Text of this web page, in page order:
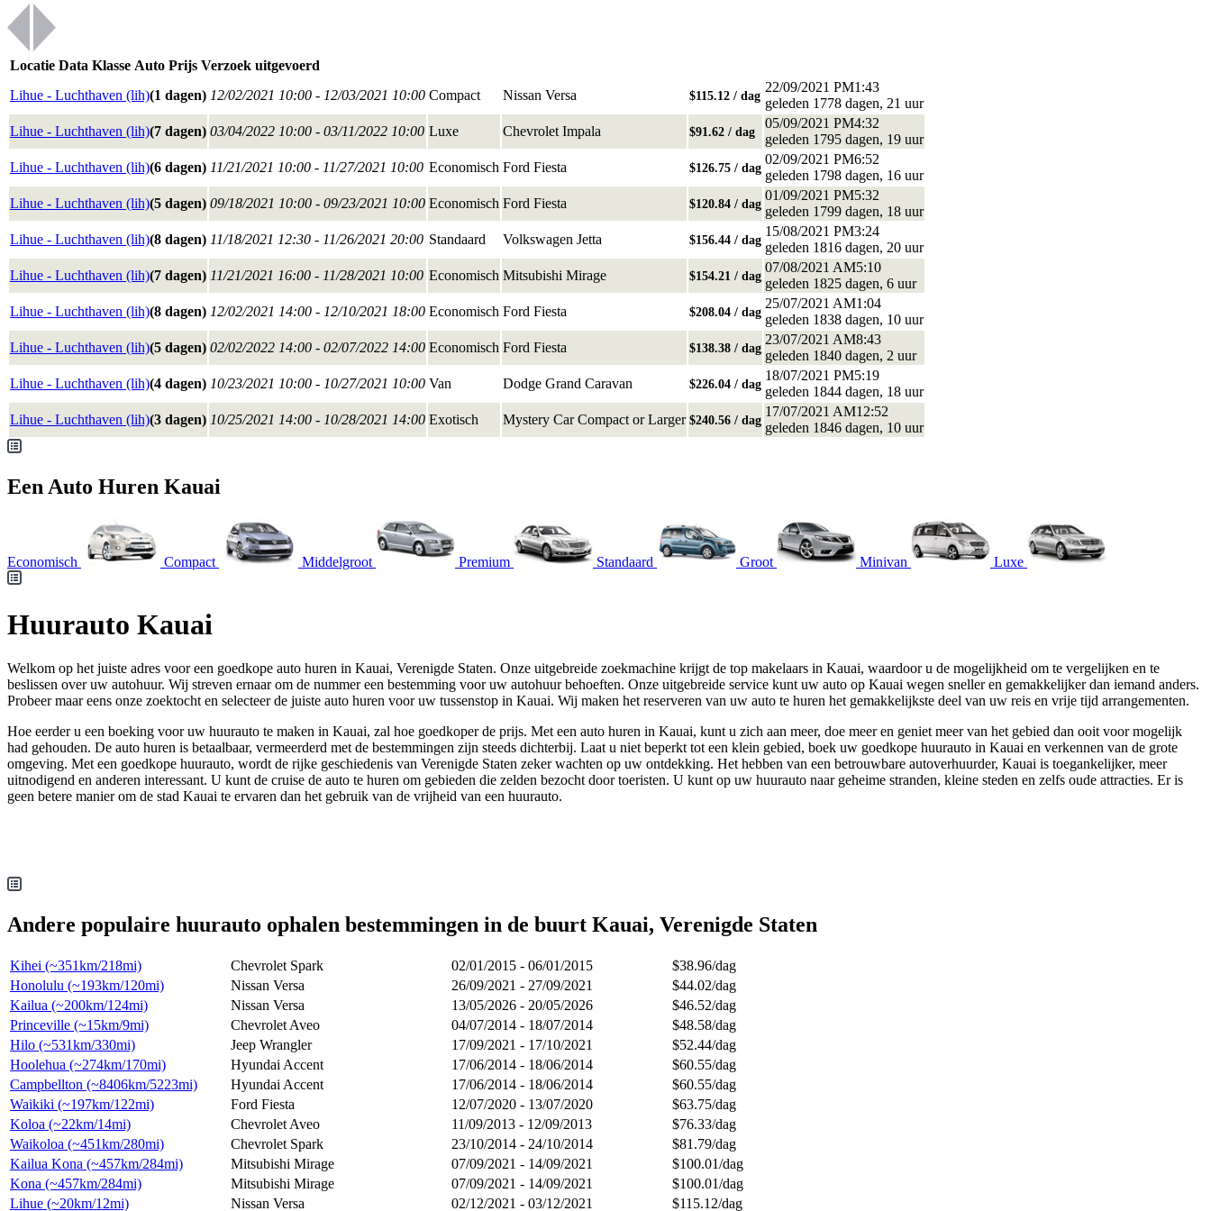
Locatie Data Klasse Auto Prijs Verzoek uitgevoerd
Lihue - Luchthaven (lih)(1 dagen) 12/02/2021 10:00 - 12/03/2021 10:00 Compact Nissan Versa $115.12 / dag
22/09/2021 PM1:43
geleden 1778 dagen, 21 uur
Lihue - Luchthaven (lih)(7 dagen) 03/04/2022 10:00 - 03/11/2022 10:00 Luxe Chevrolet Impala $91.62 / dag
05/09/2021 PM4:32
geleden 1795 dagen, 19 uur
Lihue - Luchthaven (lih)(6 dagen) 11/21/2021 10:00 - 11/27/2021 10:00 Economisch Ford Fiesta $126.75 / dag
02/09/2021 PM6:52
geleden 1798 dagen, 16 uur
Lihue - Luchthaven (lih)(5 dagen) 09/18/2021 10:00 - 09/23/2021 10:00 Economisch Ford Fiesta $120.84 / dag
01/09/2021 PM5:32
geleden 1799 dagen, 18 uur
Lihue - Luchthaven (lih)(8 dagen) 11/18/2021 12:30 - 11/26/2021 20:00 Standaard Volkswagen Jetta $156.44 / dag
15/08/2021 PM3:24
geleden 1816 dagen, 20 uur
Lihue - Luchthaven (lih)(7 dagen) 11/21/2021 16:00 - 11/28/2021 10:00 Economisch Mitsubishi Mirage $154.21 / dag
07/08/2021 AM5:10
geleden 1825 dagen, 6 uur
Lihue - Luchthaven (lih)(8 dagen) 12/02/2021 14:00 - 12/10/2021 18:00 Economisch Ford Fiesta $208.04 / dag
25/07/2021 AM1:04
geleden 1838 dagen, 10 uur
Lihue - Luchthaven (lih)(5 dagen) 02/02/2022 14:00 - 02/07/2022 14:00 Economisch Ford Fiesta $138.38 / dag
23/07/2021 AM8:43
geleden 1840 dagen, 2 uur
Lihue - Luchthaven (lih)(4 dagen) 10/23/2021 10:00 - 10/27/2021 10:00 Van Dodge Grand Caravan $226.04 / dag
18/07/2021 PM5:19
geleden 1844 dagen, 18 uur
Lihue - Luchthaven (lih)(3 dagen) 10/25/2021 14:00 - 10/28/2021 14:00 Exotisch Mystery Car Compact or Larger $240.56 / dag
17/07/2021 AM12:52
geleden 1846 dagen, 10 uur
Een Auto Huren Kauai
Economisch Compact Middelgroot Premium Standaard Groot Minivan Luxe
Huurauto Kauai
Welkom op het juiste adres voor een goedkope auto huren in Kauai, Verenigde Staten. Onze uitgebreide zoekmachine krijgt de top makelaars in Kauai, waardoor u de mogelijkheid om te vergelijken en te
beslissen over uw autohuur. Wij streven ernaar om de nummer een bestemming voor uw autohuur behoeften. Onze uitgebreide service kunt uw auto op Kauai wegen sneller en gemakkelijker dan iemand anders.
Probeer maar eens onze zoektocht en selecteer de juiste auto huren voor uw tussenstop in Kauai. Wij maken het reserveren van uw auto te huren het gemakkelijkste deel van uw reis en vrije tijd arrangementen.
Hoe eerder u een boeking voor uw huurauto te maken in Kauai, zal hoe goedkoper de prijs. Met een auto huren in Kauai, kunt u zich aan meer, doe meer en geniet meer van het gebied dan ooit voor mogelijk
had gehouden. De auto huren is betaalbaar, vermeerderd met de bestemmingen zijn steeds dichterbij. Laat u niet beperkt tot een klein gebied, boek uw goedkope huurauto in Kauai en verkennen van de grote
omgeving. Met een goedkope huurauto, wordt de rijke geschiedenis van Verenigde Staten zeker wachten op uw ontdekking. Het hebben van een betrouwbare autoverhuurder, Kauai is toegankelijker, meer
uitnodigend en anderen interessant. U kunt de cruise de auto te huren om gebieden die zelden bezocht door toeristen. U kunt op uw huurauto naar geheime stranden, kleine steden en zelfs oude attracties. Er is
geen betere manier om de stad Kauai te ervaren dan het gebruik van de vrijheid van een huurauto.
Andere populaire huurauto ophalen bestemmingen in de buurt Kauai, Verenigde Staten
Kihei (~351km/218mi) Chevrolet Spark 02/01/2015 - 06/01/2015
$38.96/dag
Honolulu (~193km/120mi)
Nissan Versa 26/09/2021 - 27/09/2021
$44.02/dag
Kailua (~200km/124mi)
Nissan Versa 13/05/2026 - 20/05/2026
$46.52/dag
Princeville (~15km/9mi)
Chevrolet Aveo 04/07/2014 - 18/07/2014
$48.58/dag
Hilo (~531km/330mi)
Jeep Wrangler 17/09/2021 - 17/10/2021
$52.44/dag
Hoolehua (~274km/170mi)
Hyundai Accent 17/06/2014 - 18/06/2014
$60.55/dag
Campbellton (~8406km/5223mi)
Hyundai Accent 17/06/2014 - 18/06/2014
$60.55/dag
Waikiki (~197km/122mi)
Ford Fiesta 12/07/2020 - 13/07/2020
$63.75/dag
Koloa (~22km/14mi)
Chevrolet Aveo 11/09/2013 - 12/09/2013
$76.33/dag
Waikoloa (~451km/280mi)
Chevrolet Spark 23/10/2014 - 24/10/2014
$81.79/dag
Kailua Kona (~457km/284mi)
Mitsubishi Mirage 07/09/2021 - 14/09/2021
$100.01/dag
Kona (~457km/284mi)
Mitsubishi Mirage 07/09/2021 - 14/09/2021
$100.01/dag
Lihue (~20km/12mi)
Nissan Versa 02/12/2021 - 03/12/2021 $115.12/dag